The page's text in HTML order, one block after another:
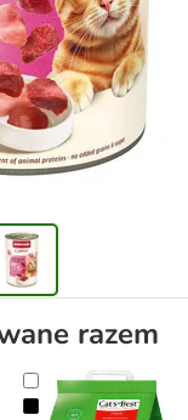
razem
Adult, 24 x 400 g
Żwirek Cat's Best